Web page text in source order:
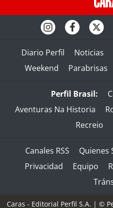
Diario Perfil Noticias
Weekend
Parabrisas
Perfil Brasil:
Aventuras Na Historia
Recreio
Canales RSS Quienes
Privacidad
Equipo
Caras - Editorial Perfil S.A. | ©